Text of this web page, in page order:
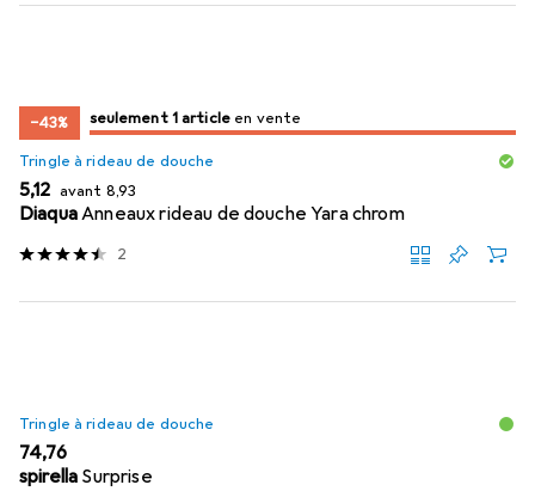
−43% juste 1 pièceen vente
seulement 1 article en vente
Tringle à rideau de douche
EUR
5,12 avant EUR
8,93
DiaquaAnneaux rideau de douche Yara chrom
2
Tringle à rideau de douche
EUR
74,76
spirella Surprise